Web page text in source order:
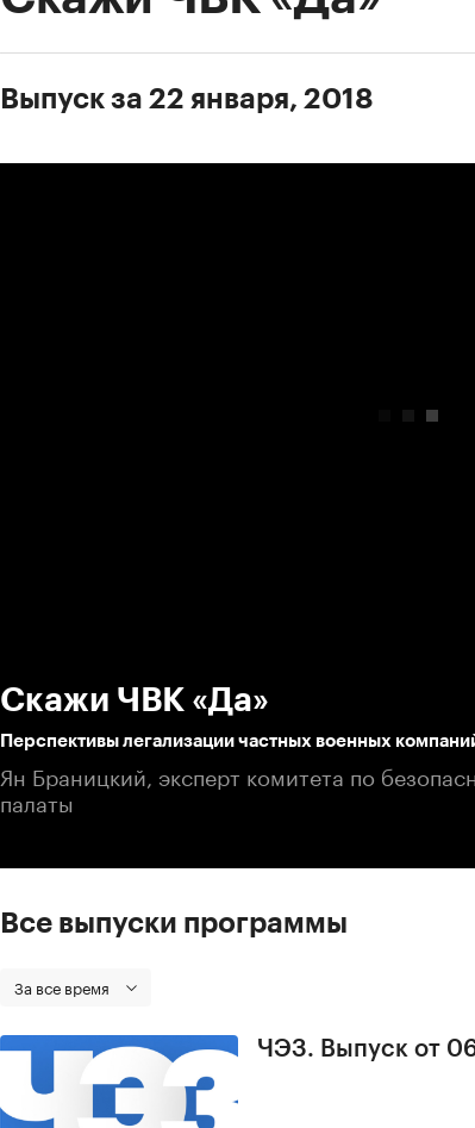
Выпуск за 22 января, 2018
Скажи ЧВК «Да»
Перспективы легализации частных военных
Ян Браницкий, эксперт комитета по
палаты
Все выпуски программы
За все время
ЧЭЗ. Выпуск от